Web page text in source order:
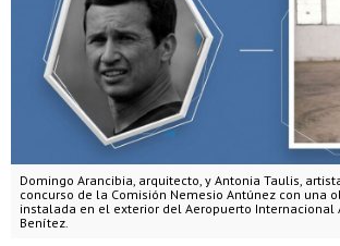
Domingo Arancibia, arquitecto, y Antonia Taulis,
concurso de la Comisión Nemesio Antúnez con una
instalada en el exterior del Aeropuerto Internacional
Benítez.